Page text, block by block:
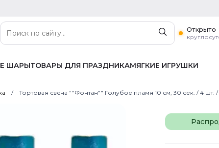
Открыто
ШАРЫТОВАРЫ ДЛЯ ПРАЗДНИКАМЯГКИЕ ИГРУШКИ
Тортовая свеча ""Фонтан"" Голубое пламя 10 см, 30 сек. / 4 шт. /